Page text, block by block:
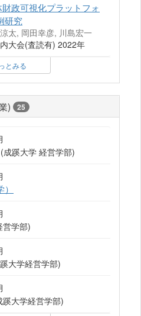
政可視化プラットフォ
研究
太, 岡田幸彦, 川島宏一
大会(査読有) 2022年
とみる
) 25
(成蹊大学 経営学部)
営学部)
大学経営学部)
蹊大学経営学部)